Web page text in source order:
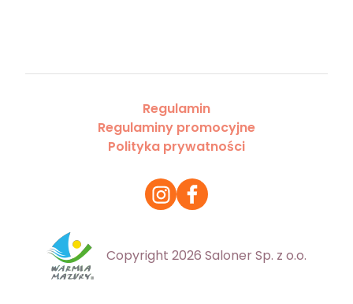
Regulamin
Regulaminy promocyjne
Polityka prywatności
Copyright 2026 Saloner Sp. z o.o.